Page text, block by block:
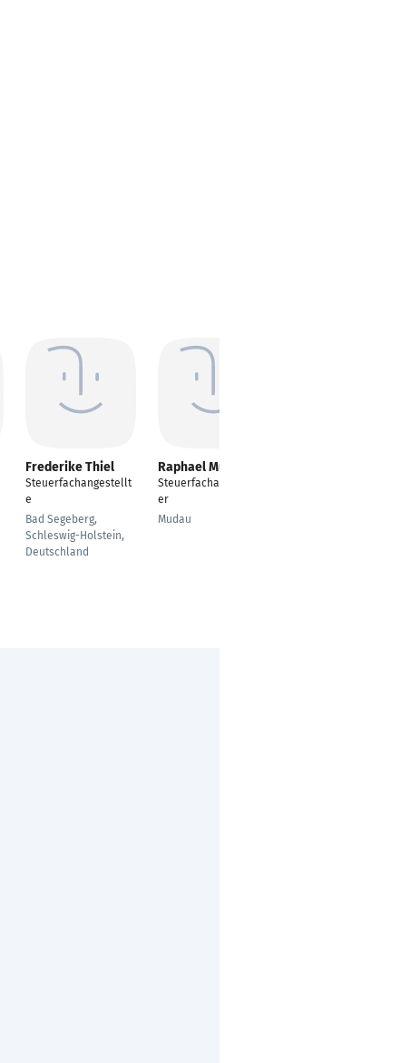
Frederike Thiel
Steuerfachangestellt
e
Bad Segeberg,
Schleswig-Holstein,
Deutschland
Raphael Mūnch
Steuerfachangestellt
er
Mudau